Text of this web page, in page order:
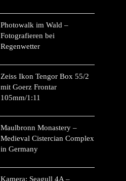
Photowalk im Wald –
Fotografieren bei
Regenwetter
Zeiss Ikon Tengor Box 55/2
mit Goerz Frontar
105mm/1:11
Maulbronn Monastery –
Medieval Cistercian Complex
in Germany
Kamera: Seagull 4A –